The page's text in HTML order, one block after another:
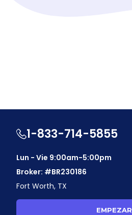
1-833-714-5855
Lun - Vie 9:00am-5:00pm
Broker: #BR230186
Fort Worth, TX
EMPEZAR